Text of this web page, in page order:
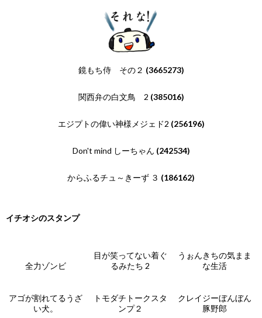
鏡もち侍 その２ (3665273)
関西弁の白文鳥 2 (385016)
エジプトの偉い神様メジェド2 (256196)
Don't mind しーちゃん (242534)
からふるチュ～きーず ３ (186162)
イチオシのスタンプ
全力ゾンビ
目が笑ってない着ぐ
るみたち 2
うぉんきちの気まま
な生活
アゴが割れてるうざ
い犬。
トモダチトークスタ
ンプ２
クレイジーぼんぼん
豚野郎